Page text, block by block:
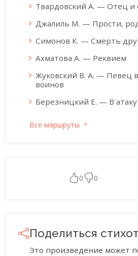
Твардовский А. — Отец и
Джалиль М. — Прости,
Симонов К. — Смерть
Ахматова А. — Реквием
Жуковский В. А. — Певец
воинов
Березницкий Е. — В атаку
Все маршруты
0 0
Поделиться
Это произведение может